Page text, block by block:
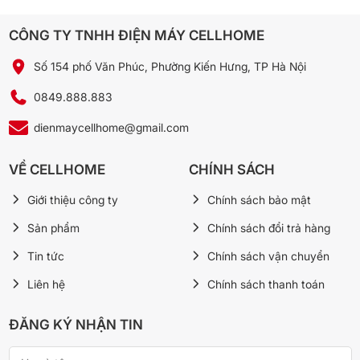
❌ Chưa nên mua nếu:
Bạn cần máy nhỏ gọn cho căn hộ nhỏ hoặc ít đồ
Bạn ưu tiên máy không dây hoặc có chức năng lau
Câu hỏi thường gặp (FAQ)
1. Máy hút bụi Panasonic MC-YL669GN49 có dùng được
cho nhà ở không?
Có, máy phù hợp cho nhà ở rộng, nhưng thiết kế chuyên
dụng cho thương mại nên hơi cồng kềnh so với căn hộ nhỏ.
2. Máy có ồn không?
Máy vận hành êm hơn so với nhiều dòng công nghiệp khác,
phù hợp môi trường làm việc.
CÔNG TY TNHH ĐIỆN MÁY CELLHOME
Số 154 phố Văn Phúc, Phường Kiến Hưng, TP Hà Nội
0849.888.883
dienmaycellhome@gmail.com
VỀ CELLHOME
Giới thiệu công ty
Sản phẩm
Tin tức
Liên hệ
CHÍNH SÁCH
Chính sách bảo mật
Chính sách đổi trả hàng
Chính sách vận chuyển
Chính sách thanh toán
ĐĂNG KÝ NHẬN TIN